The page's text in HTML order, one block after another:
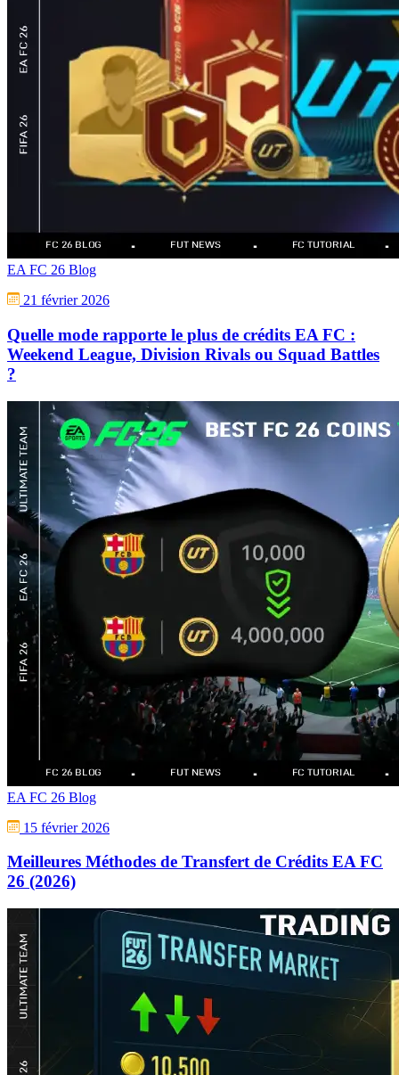
EA FC 26 Blog
21 février 2026
Quelle mode rapporte le plus de crédits EA FC :
Weekend League, Division Rivals ou Squad Battles
?
EA FC 26 Blog
15 février 2026
Meilleures Méthodes de Transfert de Crédits EA FC
26 (2026)